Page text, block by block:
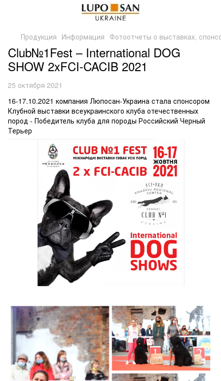
Продукция Информация Фотоотчеты о выставках,
Club№1Fest – International DOG
SHOW 2xFCI-CACIB 2021
25 октября 2021
16-17.10.2021 компания Люпосан-Украина стала спонсором
Клубной выставки всеукраинского клуба отечественных
пород - Победитель клуба для породы Российский Черный
Терьер